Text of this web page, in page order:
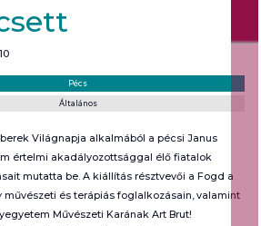
Pécs
Általános
Világnapja alkalmából a pécsi Janus
értelmi akadályozottsággal élő fiatalok
mutatta be. A kiállítás résztvevői a Fogd a
művészeti és terápiás foglalkozásain, valamint
Művészeti Karának Art Brut!